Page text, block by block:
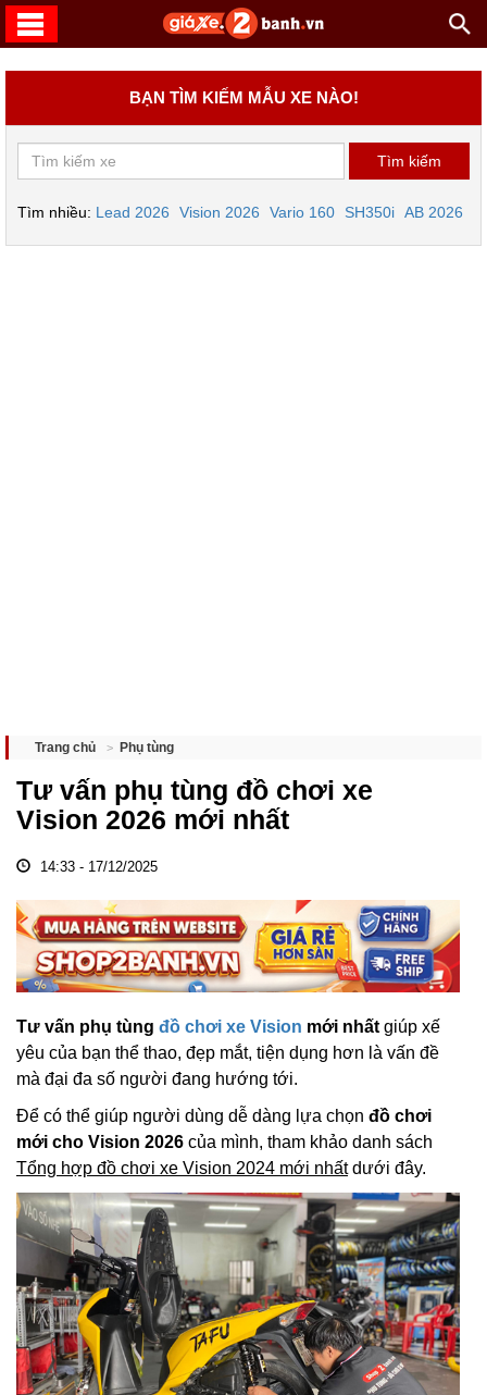
BẠN TÌM KIẾM MẪU XE NÀO!
Tìm nhiều: Lead 2026 Vision 2026 Vario 160 SH350i AB 2026
Trang chủ Phụ tùng
Tư vấn phụ tùng đồ chơi xe
Vision 2026 mới nhất
14:33 - 17/12/2025
Tư vấn phụ tùng đồ chơi xe Vision mới nhất giúp xế
yêu của bạn thể thao, đẹp mắt, tiện dụng hơn là vấn đề
mà đại đa số người đang hướng tới.
Để có thể giúp người dùng dễ dàng lựa chọn đồ chơi
mới cho Vision 2026 của mình, tham khảo danh sách
Tổng hợp đồ chơi xe Vision 2024 mới nhấtdưới đây.